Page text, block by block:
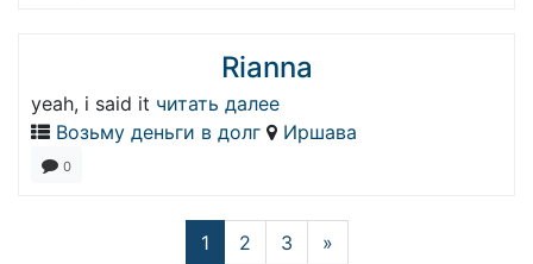
Rianna
yeah, i said it читать далее
Возьму деньги в долг
Иршава
0
1 2 3 »